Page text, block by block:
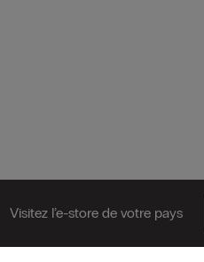
Visitez l’e-store de votre pays